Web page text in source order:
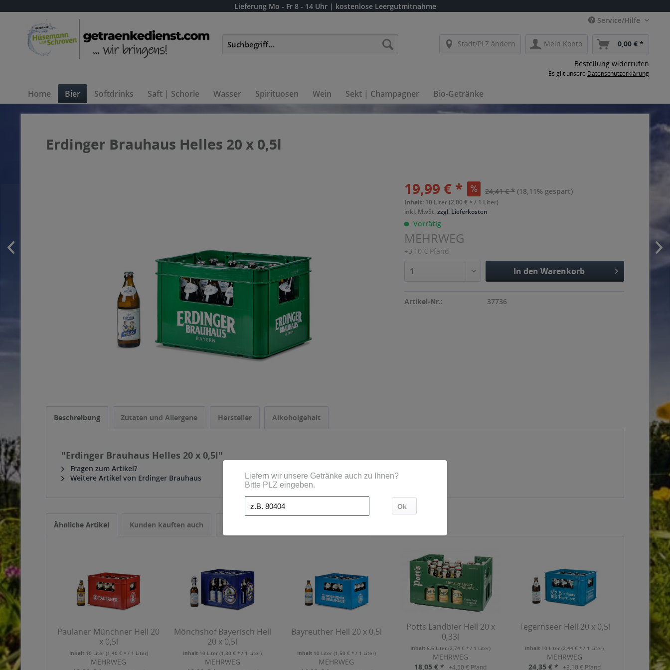
Lieferung Mo - Fr 8 - 14 Uhr | kostenlose Leergutmitnahme
Service/Hilfe
Stadt/PLZ ändern Mein Konto 0,00 € *
Bestellung widerrufen
Es gilt unsere Datenschutzerklärung
Home Bier Softdrinks Saft | Schorle Wasser Spirituosen Wein Sekt | Champagner Bio-Getränke
Erdinger Brauhaus Helles 20 x 0,5l
19,99 € * 24,41 € * (18,11% gespart)
Inhalt: 10 Liter (2,00 € * / 1 Liter)
inkl. MwSt.zzgl. Lieferkosten
Vorrätig
MEHRWEG
+3,10 € Pfand
In den Warenkorb
Artikel-Nr.: 37736
Beschreibung Zutaten und Allergene Hersteller Alkoholgehalt
"Erdinger Brauhaus Helles 20 x 0,5l"
Fragen zum Artikel?
Weitere Artikel von Erdinger Brauhaus
Ähnliche Artikel Kunden kauften auch
Paulaner Münchner Hell 20
x 0,5l
Inhalt 10 Liter (1,40 € * / 1 Liter)
MEHRWEG
Mönchshof Bayerisch Hell
20 x 0,5l
Inhalt 10 Liter(1,30 € * / 1 Liter)
MEHRWEG
Bayreuther Hell 20 x 0,5l
Inhalt 10 Liter (1,50 € * / 1 Liter)
MEHRWEG
Potts Landbier Hell 20 x
0,33l
Inhalt6.6 Liter(2,74 € * / 1 Liter)
MEHRWEG
18,05 € *
+4,50 € Pfand
Tegernseer Hell 20 x 0,5l
Inhalt 10 Liter(2,44 € * / 1 Liter)
MEHRWEG
24,35 € *
+3,10 € Pfand